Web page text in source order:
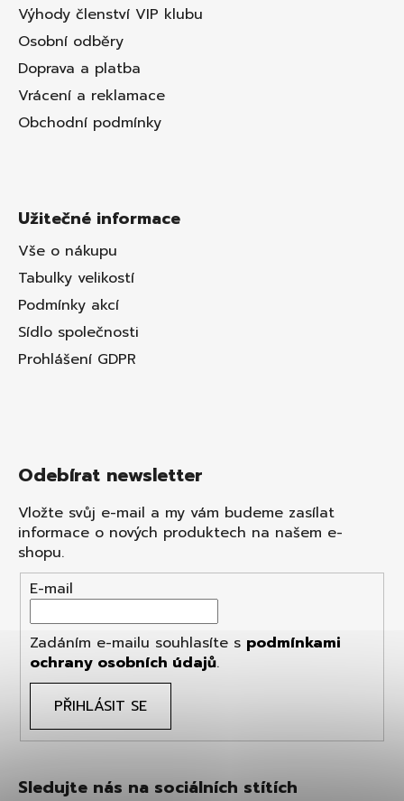
Výhody členství VIP klubu
Osobní odběry
Doprava a platba
Vrácení a reklamace
Obchodní podmínky
Užitečné informace
Vše o nákupu
Tabulky velikostí
Podmínky akcí
Sídlo společnosti
Prohlášení GDPR
Odebírat newsletter
Vložte svůj e-mail a my vám budeme zasílat
informace o nových produktech na našem e-
shopu.
E-mail
Zadáním e-mailu souhlasíte s podmínkami
ochrany osobních údajů.
PŘIHLÁSIT SE
Sledujte nás na sociálních stítích